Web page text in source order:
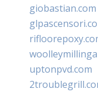
giobastian.com
uptonpvd.com